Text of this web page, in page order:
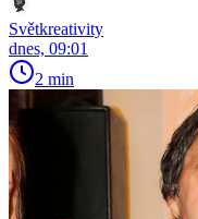
Světkreativity
dnes, 09:01
2 min